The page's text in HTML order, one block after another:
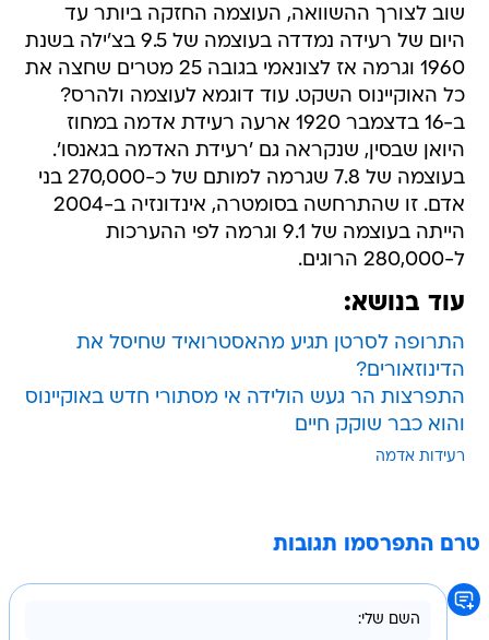
שוב לצורך ההשוואה, העוצמה החזקה ביותר עד
היום של רעידה נמדדה בעוצמה של 9.5 בצ'ילה בשנת
1960 וגרמה אז לצונאמי בגובה 25 מטרים שחצה את
כל האוקיינוס השקט. עוד דוגמא לעוצמה ולהרס?
ב-16 בדצמבר 1920 ארעה רעידת אדמה במחוז
היואן שבסין, שנקראה גם 'רעידת האדמה בגאנסו'.
בעוצמה של 7.8 שגרמה למותם של כ-270,000 בני
אדם. זו שהתרחשה בסומטרה, אינדונזיה ב-2004
הייתה בעוצמה של 9.1 וגרמה לפי ההערכות
ל-280,000 הרוגים.
עוד בנושא:
התרופה לסרטן תגיע מהאסטרואיד שחיסל את
הדינוזאורים?
התפרצות הר געש הולידה אי מסתורי חדש באוקיינוס
והוא כבר שוקק חיים
רעידות אדמה
טרם התפרסמו תגובות